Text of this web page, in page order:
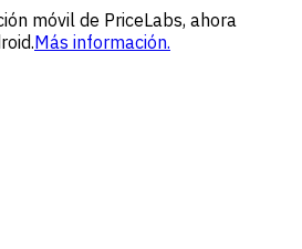
móvil de PriceLabs, ahora
Más información.